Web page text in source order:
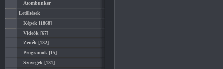
Atombunker
Letöltések
Képek [1868]
Videók [67]
Zenék [132]
Programok [15]
Szövegek [131]